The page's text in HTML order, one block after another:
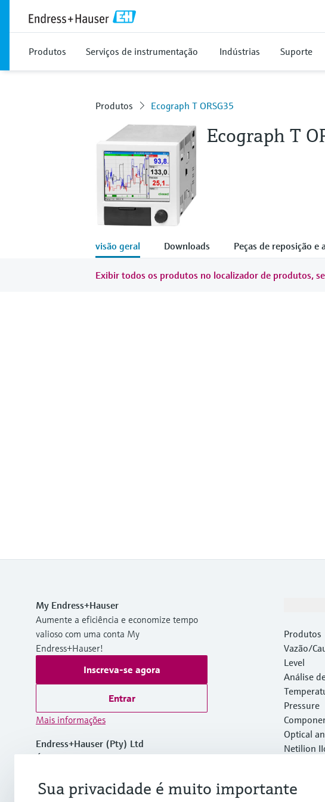
Produtos Serviços de instrumentação Indústrias Suporte
Produtos Ecograph T ORSG35
Ecograph T
visão geral Downloads Peças de reposição e
Exibir todos os produtos no localizador de produtos,
My Endress+Hauser
Aumente a eficiência e economize tempo
valioso com uma conta My
Endress+Hauser!
Inscreva-se agora
Entrar
Mais informações
Endress+Hauser (Pty) Ltd
África do Sul
+27 11 262 8000
Produtos
Vazão/
Level
Análise
Pressure
Optical
Netilion
Sua privacidade é muito importante